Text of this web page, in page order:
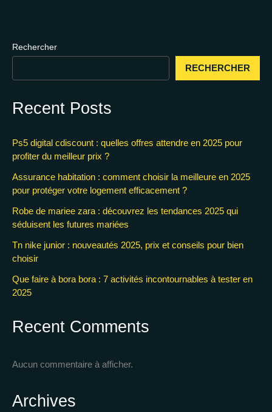
Rechercher
RECHERCHER
Recent Posts
Ps5 digital cdiscount : quelles offres attendre en 2025 pour
profiter du meilleur prix ?
Assurance habitation : comment choisir la meilleure en 2025
pour protéger votre logement efficacement ?
Robe de mariee zara : découvrez les tendances 2025 qui
séduisent les futures mariées
Tn nike junior : nouveautés 2025, prix et conseils pour bien
choisir
Que faire à bora bora : 7 activités incontournables à tester en
2025
Recent Comments
Aucun commentaire à afficher.
Archives